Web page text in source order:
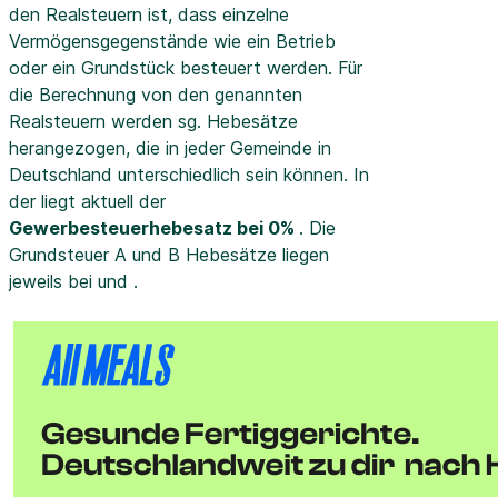
den Realsteuern ist, dass einzelne
Vermögensgegenstände wie ein Betrieb
oder ein Grundstück besteuert werden. Für
die Berechnung von den genannten
Realsteuern werden sg. Hebesätze
herangezogen, die in jeder Gemeinde in
Deutschland unterschiedlich sein können. In
der liegt aktuell der
Gewerbesteuerhebesatz bei 0% . Die
Grundsteuer A und B Hebesätze liegen
jeweils bei und .